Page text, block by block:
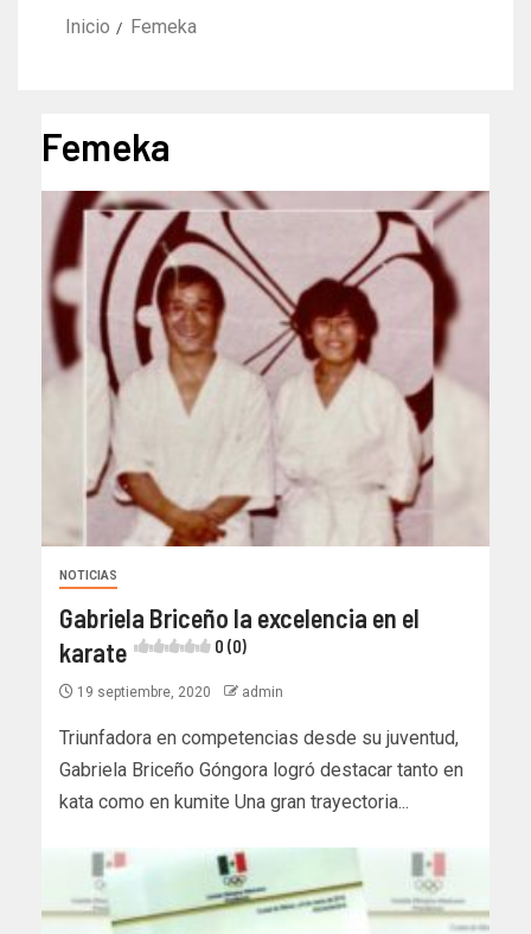
Inicio Femeka
Femeka
NOTICIAS
Gabriela Briceño la excelencia en el
karate
0 (0)
19 septiembre, 2020 admin
Triunfadora en competencias desde su juventud,
Gabriela Briceño Góngora logró destacar tanto en
kata como en kumite Una gran trayectoria...